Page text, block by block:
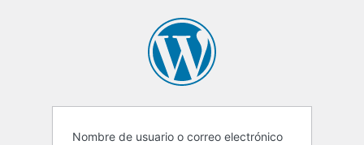
Nombre de usuario o correo electrónico